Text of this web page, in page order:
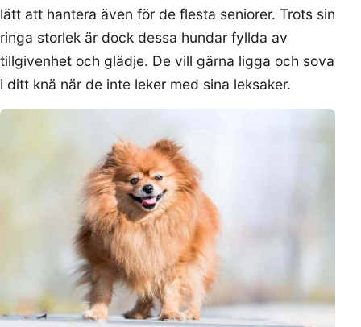
lätt att hantera även för de flesta seniorer. Trots sin
ringa storlek är dock dessa hundar fyllda av
tillgivenhet och glädje. De vill gärna ligga och sova
i ditt knä när de inte leker med sina leksaker.